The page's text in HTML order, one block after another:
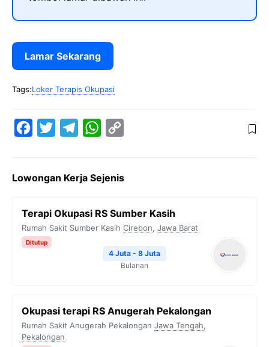
Lamar Sekarang
Tags:Loker Terapis Okupasi
e
o
o
t
e
e
r
W
t
A
y
i
n
k
Lowongan Kerja Sejenis
Terapi Okupasi RS Sumber Kasih
Rumah Sakit Sumber Kasih Cirebon, Jawa Barat
Ditutup
4 Juta - 8 Juta
Bulanan
Okupasi terapi RS Anugerah Pekalongan
Rumah Sakit Anugerah Pekalongan Jawa Tengah,
Pekalongan